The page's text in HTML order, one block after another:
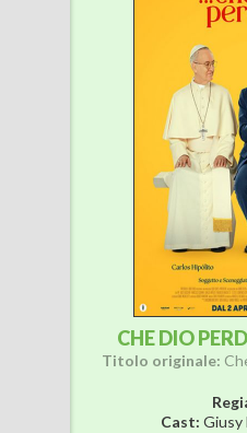
CHE DIO
Titolo originale:
Cast: Giusy